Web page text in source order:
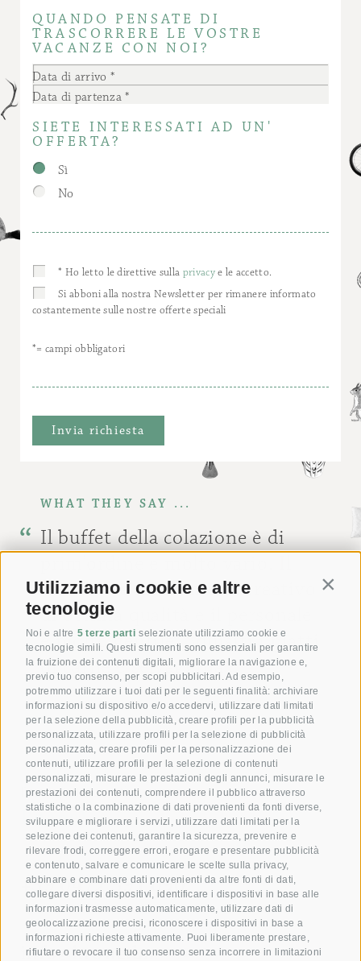
Utilizziamo i cookie e altre
tecnologie
Noi e altre 5 terze parti selezionate utilizziamo cookie e
tecnologie simili. Questi strumenti sono essenziali per garantire
la fruizione dei contenuti digitali, migliorare la navigazione e,
previo tuo consenso, per scopi pubblicitari. Ad esempio,
potremmo utilizzare i tuoi dati per le seguenti finalità: archiviare
informazioni su dispositivo e/o accedervi, utilizzare dati limitati
per la selezione della pubblicità, creare profili per la pubblicità
personalizzata, utilizzare profili per la selezione di pubblicità
personalizzata, creare profili per la personalizzazione dei
contenuti, utilizzare profili per la selezione di contenuti
personalizzati, misurare le prestazioni degli annunci, misurare le
prestazioni dei contenuti, comprendere il pubblico attraverso
statistiche o la combinazione di dati provenienti da fonti diverse,
sviluppare e migliorare i servizi, utilizzare dati limitati per la
selezione dei contenuti, garantire la sicurezza, prevenire e
rilevare frodi, correggere errori, erogare e presentare pubblicità
e contenuto, salvare e comunicare le scelte sulla privacy,
abbinare e combinare dati provenienti da altre fonti di dati,
collegare diversi dispositivi, identificare i dispositivi in base alle
informazioni trasmesse automaticamente, utilizzare dati di
geolocalizzazione precisi, riconoscere i dispositivi in base a
informazioni richieste attivamente. Puoi liberamente prestare,
rifiutare o revocare il tuo consenso senza incorrere in limitazioni
QUANDO PENSATE DI
TRASCORRERE LE VOSTRE
VACANZE CON NOI?
Data di arrivo
Data di partenza
SIETE INTERESSATI AD UN'
OFFERTA?
Sì
No
* Ho letto le direttive sulla privacye le accetto.
Si abboni alla nostra Newsletter per rimanere informato
costantemente sulle nostre offerte speciali
*= campi obbligatori
WHAT THEY SAY ...
Il buffet della colazione è di
ristorante ha un menu creativo
di ottima qualità e il personale
è molto gentile. Squisiti i piatti
di carne e selvaggina…
[ ... ]
Dare gioia con il nostro
Buono!
Prenota ora la tua camera
+39 0472 391 090
E-mail
info@krone.bz